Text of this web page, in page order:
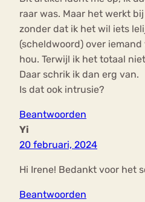
raar was. Maar het werkt
zonder dat ik het wil iets
(scheldwoord) over
hou. Terwijl ik het totaal
Daar schrik ik dan erg van.
Is dat ook intrusie?
Beantwoorden
Yi
20 februari, 2024
Hi Irene! Bedankt voor het
Beantwoorden